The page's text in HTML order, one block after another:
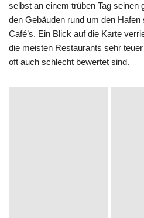
selbst an einem trüben Tag seinen
den Gebäuden rund um den
Café’s. Ein Blick auf die Karte
die meisten Restaurants sehr
oft auch schlecht bewertet sind.